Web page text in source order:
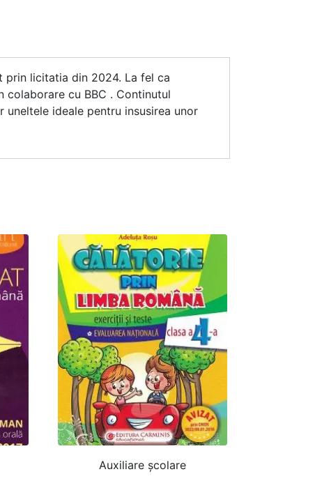
prin licitatia din 2024. La fel ca
colaborare cu BBC . Continutul
ideale pentru insusirea unor
Auxiliare şcolare